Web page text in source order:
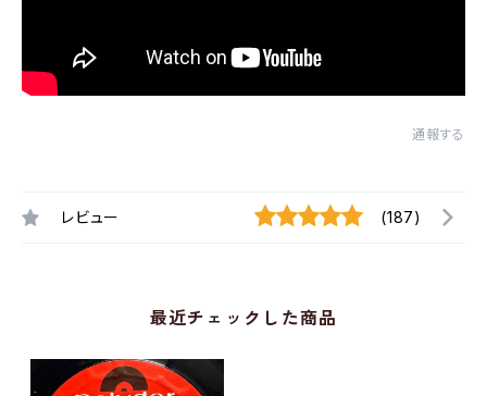
通報する
レビュー (187)
最近チェックした商品